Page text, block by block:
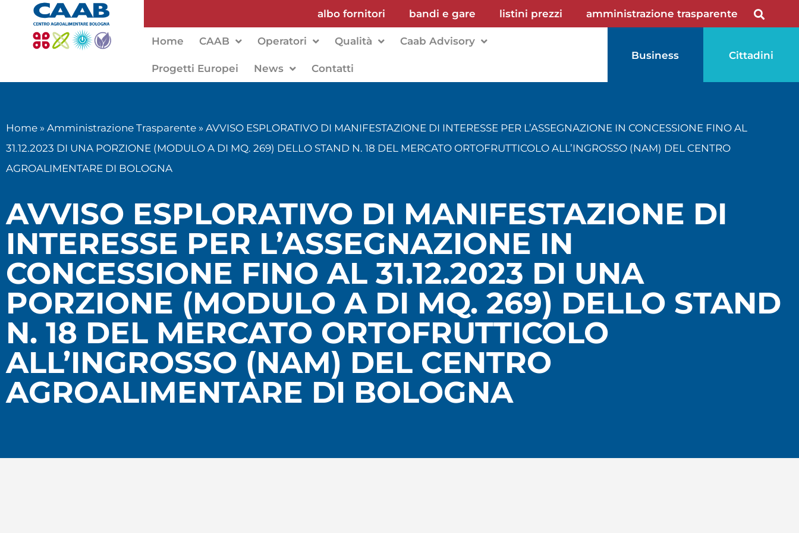
albo fornitori bandi e gare listini prezzi amministrazione trasparente
Home CAAB Operatori Qualità Caab Advisory
Progetti Europei News Contatti
Business Cittadini
Home » Amministrazione Trasparente » AVVISO ESPLORATIVO DI MANIFESTAZIONE DI INTERESSE PER L’ASSEGNAZIONE IN CONCESSIONE FINO AL
31.12.2023 DI UNA PORZIONE (MODULO A DI MQ. 269) DELLO STAND N. 18 DEL MERCATO ORTOFRUTTICOLO ALL’INGROSSO (NAM) DEL CENTRO
AGROALIMENTARE DI BOLOGNA
AVVISO ESPLORATIVO DI MANIFESTAZIONE DI
INTERESSE PER L’ASSEGNAZIONE IN
CONCESSIONE FINO AL 31.12.2023 DI UNA
PORZIONE (MODULO A DI MQ. 269) DELLO STAND
N. 18 DEL MERCATO ORTOFRUTTICOLO
ALL’INGROSSO (NAM) DEL CENTRO
AGROALIMENTARE DI BOLOGNA